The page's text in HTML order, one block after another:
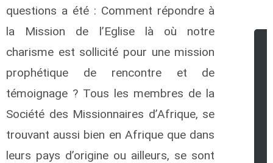
questions a été : Comment répondre à
la Mission de l’Eglise là où notre
charisme est sollicité pour une mission
prophétique de rencontre et de
témoignage ? Tous les membres de la
Société des Missionnaires d’Afrique, se
trouvant aussi bien en Afrique que dans
leurs pays d’origine ou ailleurs, se sont